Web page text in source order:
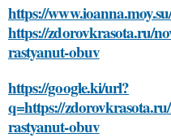
https://
https://zdorovkrasota.ru/
rastyanut-obuv
https://google.ki/url?
q=https://
rastyanut-obuv